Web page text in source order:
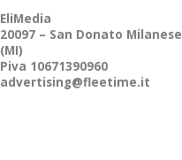
EliMedia
20097 – San Donato Milanese
(MI)
Piva 10671390960
advertising@fleetime.it